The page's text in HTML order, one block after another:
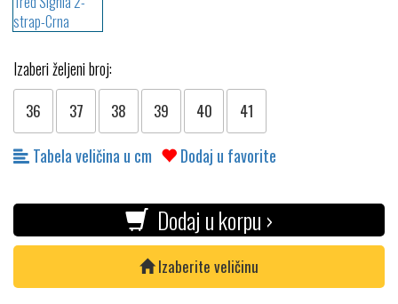
Izaberi željeni broj:
36 37 38 39 40 41
Tabela veličina u cm Dodaj u favorite
Dodaj u korpu ›
Izaberite veličinu